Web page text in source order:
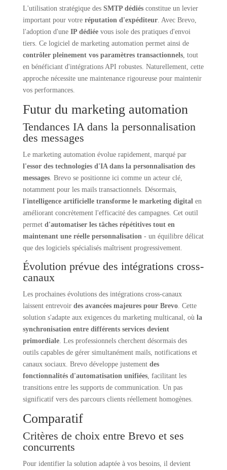
L'utilisation stratégique des SMTP dédiésconstitue un levier
important pour votre réputation d'expéditeur. Avec Brevo,
l'adoption d'une IP dédiéevous isole des pratiques d'envoi
tiers. Ce logiciel de marketing automation permet ainsi de
contrôler pleinement vos paramètres transactionnels, tout
en bénéficiant d'intégrations API robustes. Naturellement, cette
approche nécessite une maintenance rigoureuse pour maintenir
vos performances.
Futur du marketing automation
Tendances IA dans la personnalisation
des messages
Le marketing automation évolue rapidement, marqué par
l'essor des technologies d'IA dans la personnalisation des
messages. Brevo se positionne ici comme un acteur clé,
notamment pour les mails transactionnels. Désormais,
l'intelligence artificielle transforme le marketing digital en
améliorant concrètement l'efficacité des campagnes. Cet outil
permet d'automatiser les tâches répétitives tout en
maintenant une réelle personnalisation - un équilibre délicat
que des logiciels spécialisés maîtrisent progressivement.
Évolution prévue des intégrations cross-
canaux
Les prochaines évolutions des intégrations cross-canaux
laissent entrevoir des avancées majeures pour Brevo. Cette
solution s'adapte aux exigences du marketing multicanal, où la
synchronisation entre différents services devient
primordiale. Les professionnels cherchent désormais des
outils capables de gérer simultanément mails, notifications et
canaux sociaux. Brevo développe justement des
fonctionnalités d'automatisation unifiées, facilitant les
transitions entre les supports de communication. Un pas
significatif vers des parcours clients réellement homogènes.
Comparatif
Critères de choix entre Brevo et ses
concurrents
Pour identifier la solution adaptée à vos besoins, il devient